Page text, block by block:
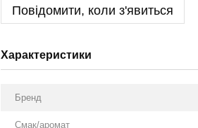
Повідомити, коли з'явиться
Характеристики
Бренд
Смак/аромат